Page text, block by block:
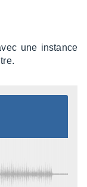
une instance